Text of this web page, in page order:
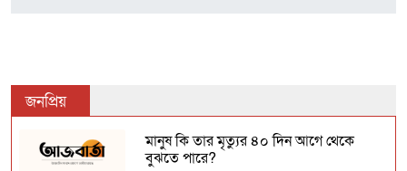
জনপ্রিয়
মানুষ কি তার মৃত্যুর ৪০ দিন আগে থেকে
বুঝতে পারে?